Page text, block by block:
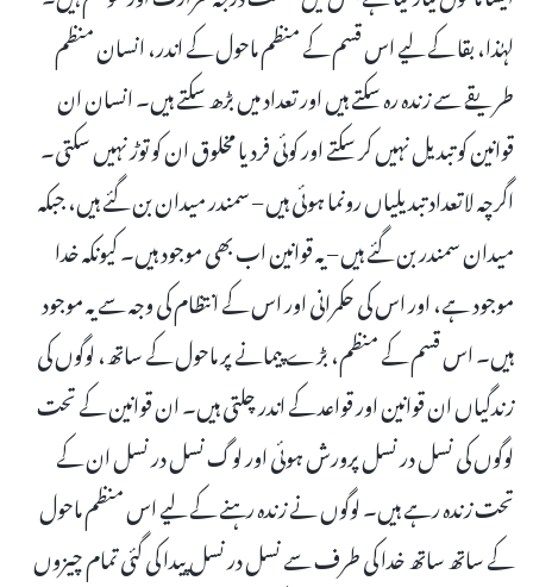
لہٰذا، بقا کے لیے اس قسم کے منظم ماحول کے اندر، انسان منظم
طریقے سے زندہ رہ سکتے ہیں اور تعداد میں بڑھ سکتے ہیں۔ انسان ان
قوانین کو تبدیل نہیں کر سکتے اور کوئی فرد یا مخلوق ان کو توڑ نہیں سکتی۔
اگرچہ لاتعداد تبدیلیاں رونما ہوئی ہیں – سمندر میدان بن گئے ہیں، جبکہ
میدان سمندر بن گئے ہیں – یہ قوانین اب بھی موجود ہیں۔ کیونکہ خدا
موجود ہے، اور اس کی حکمرانی اور اس کے انتظام کی وجہ سے یہ موجود
ہیں۔ اس قسم کے منظم، بڑے پیمانے پر ماحول کے ساتھ، لوگوں کی
زندگیاں ان قوانین اور قواعد کے اندر چلتی ہیں۔ ان قوانین کے تحت
لوگوں کی نسل در نسل پرورش ہوئی اور لوگ نسل در نسل ان کے
تحت زندہ رہے ہیں۔ لوگوں نے زندہ رہنے کے لیے اس منظم ماحول
کے ساتھ ساتھ خدا کی طرف سے نسل در نسل پیدا کی گئی تمام چیزوں